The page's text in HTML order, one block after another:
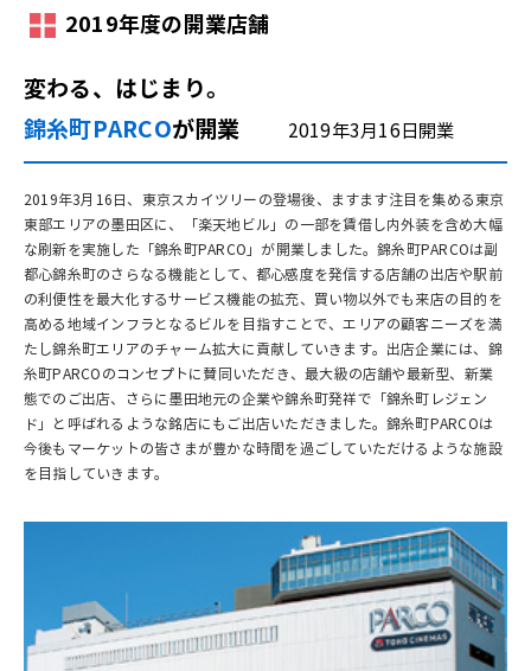
2019年度の開業店舗
変わる、はじまり。
錦糸町PARCOが開業 2019年3月16日開業
2019年3月16日、東京スカイツリーの登場後、ますます注目を集める東京
東部エリアの墨田区に、「楽天地ビル」の一部を賃借し内外装を含め大幅
な刷新を実施した「錦糸町PARCO」が開業しました。錦糸町PARCOは副
都心錦糸町のさらなる機能として、都心感度を発信する店舗の出店や駅前
の利便性を最大化するサービス機能の拡充、買い物以外でも来店の目的を
高める地域インフラとなるビルを目指すことで、エリアの顧客ニーズを満
たし錦糸町エリアのチャーム拡大に貢献していきます。出店企業には、錦
糸町PARCOのコンセプトに賛同いただき、最大級の店舗や最新型、新業
態でのご出店、さらに墨田地元の企業や錦糸町発祥で「錦糸町レジェン
ド」と呼ばれるような銘店にもご出店いただきました。錦糸町PARCOは
今後もマーケットの皆さまが豊かな時間を過ごしていただけるような施設
を目指していきます。